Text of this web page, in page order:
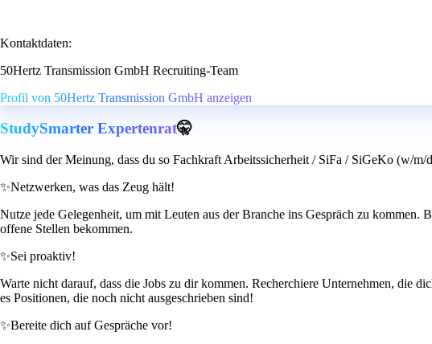
Kontaktdaten:
50Hertz Transmission GmbH Recruiting-Team
Profil von 50Hertz Transmission GmbH anzeigen
StudySmarter Expertenrat🤫
Wir sind der Meinung, dass du so Fachkraft Arbeitssicherheit / SiFa / SiGeKo (w/m/
✨Netzwerken, was das Zeug hält!
Nutze jede Gelegenheit, um mit Leuten aus der Branche ins Gespräch zu
offene Stellen bekommen.
✨Sei proaktiv!
Warte nicht darauf, dass die Jobs zu dir kommen. Recherchiere Unternehmen, die
es Positionen, die noch nicht ausgeschrieben sind!
✨Bereite dich auf Gespräche vor!